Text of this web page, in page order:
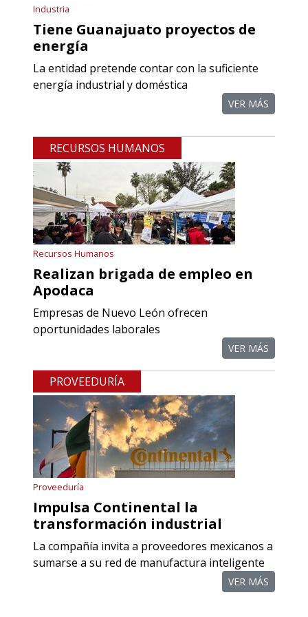
Requiere:
REFACCIONES PARA
MAQUINARIA INDUSTRIAL
Especificaciones:
Requisitos: Otorgar condiciones de
grupo, contar con instalaciones
cercanas a la región y otorgar
referencias comerciales.
Aplicar al Requerimiento
Empresa en Querétaro
Requiere:
REFACCIONES PARA
PROCESOS DE MAQUINADO
Requisitos: Otorgar condiciones de
crédito acordes a las políticas del
grupo, contar con instalaciones
cercanas a la región y otorgar
referencias comerciales.
Aplicar al Requerimiento
Empresa en Querétaro
Requiere:
COMPONENTES PARA
Industria
Tiene Guanajuato proyectos de
energía
La entidad pretende contar con la suficiente
energía industrial y doméstica
VER MÁS
RECURSOS HUMANOS
Recursos Humanos
Realizan brigada de empleo en
Apodaca
Empresas de Nuevo León ofrecen
oportunidades laborales
VER MÁS
PROVEEDURÍA
Proveeduría
Impulsa Continental la
transformación industrial
La compañía invita a proveedores mexicanos a
sumarse a su red de manufactura inteligente
VER MÁS